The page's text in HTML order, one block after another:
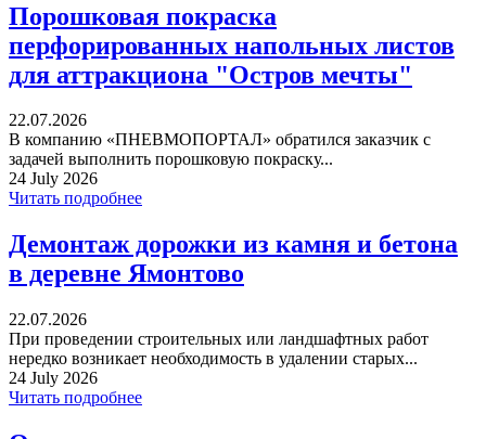
Порошковая покраска
перфорированных напольных листов
для аттракциона "Остров мечты"
22.07.2026
В компанию «ПНЕВМОПОРТАЛ» обратился заказчик с
задачей выполнить порошковую покраску...
24 July 2026
Читать подробнее
Демонтаж дорожки из камня и бетона
в деревне Ямонтово
22.07.2026
При проведении строительных или ландшафтных работ
нередко возникает необходимость в удалении старых...
24 July 2026
Читать подробнее